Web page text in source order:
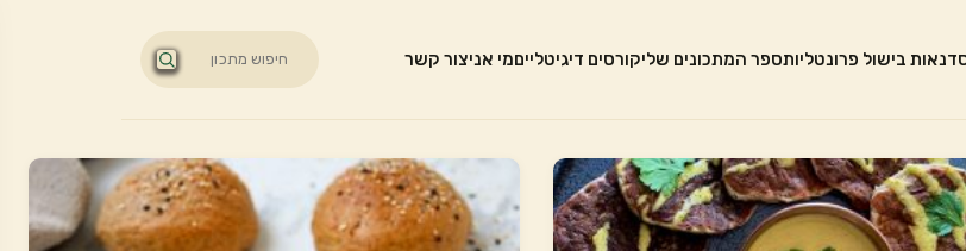
בישול פרונטליותספר המתכונים שליקורסים דיגיטלייםמי אניצור קשר